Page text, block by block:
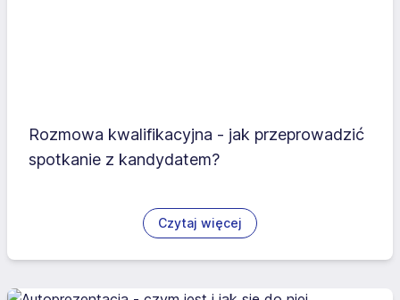
Rozmowa kwalifikacyjna - jak przeprowadzić
spotkanie z kandydatem?
Czytaj więcej